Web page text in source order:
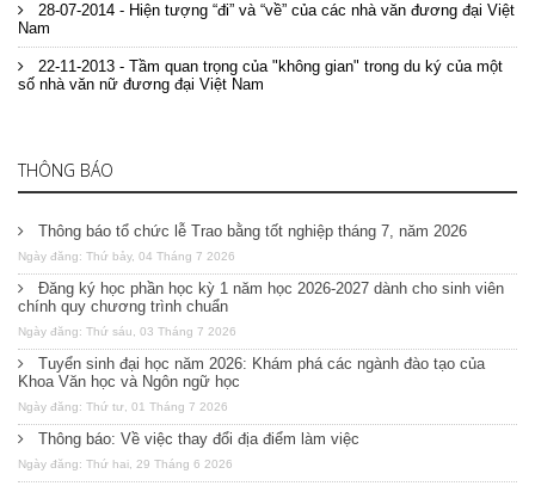
28-07-2014 - Hiện tượng “đi” và “về” của các nhà văn đương đại Việt
Nam
22-11-2013 - Tầm quan trọng của "không gian" trong du ký của một
số nhà văn nữ đương đại Việt Nam
THÔNG BÁO
Thông báo tổ chức lễ Trao bằng tốt nghiệp tháng 7, năm 2026
Ngày đăng: Thứ bảy, 04 Tháng 7 2026
Đăng ký học phần học kỳ 1 năm học 2026-2027 dành cho sinh viên
chính quy chương trình chuẩn
Ngày đăng: Thứ sáu, 03 Tháng 7 2026
Tuyển sinh đại học năm 2026: Khám phá các ngành đào tạo của
Khoa Văn học và Ngôn ngữ học
Ngày đăng: Thứ tư, 01 Tháng 7 2026
Thông báo: Về việc thay đổi địa điểm làm việc
Ngày đăng: Thứ hai, 29 Tháng 6 2026